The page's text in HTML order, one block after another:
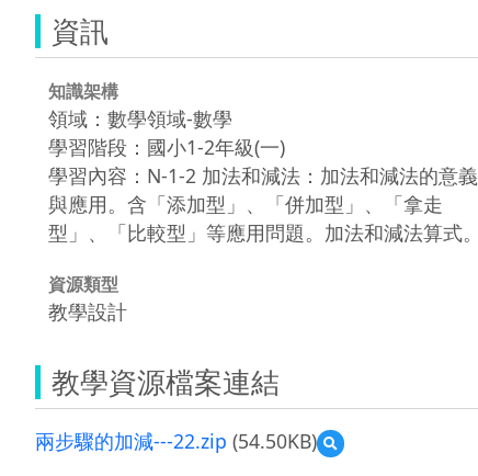
資訊
知識架構
領域：數學領域-數學
學習階段：國小1-2年級(一)
學習內容：N-1-2 加法和減法：加法和減法的意義
與應用。含「添加型」、「併加型」、「拿走
型」、「比較型」等應用問題。加法和減法算式。
資源類型
教學設計
教學資源檔案連結
兩步驟的加減---22.zip (54.50KB)
預
覽